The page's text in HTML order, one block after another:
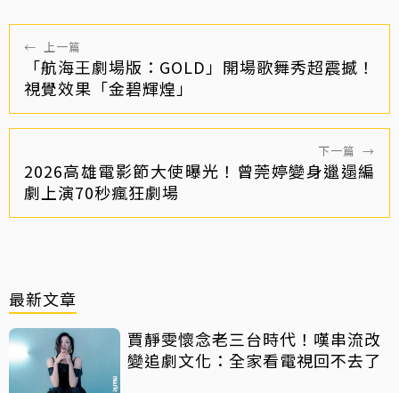
← 上一篇
「航海王劇場版：GOLD」開場歌舞秀超震撼！
視覺效果「金碧輝煌」
下一篇 →
2026高雄電影節大使曝光！曾莞婷變身邋遢編
劇上演70秒瘋狂劇場
最新文章
賈靜雯懷念老三台時代！嘆串流改
變追劇文化：全家看電視回不去了